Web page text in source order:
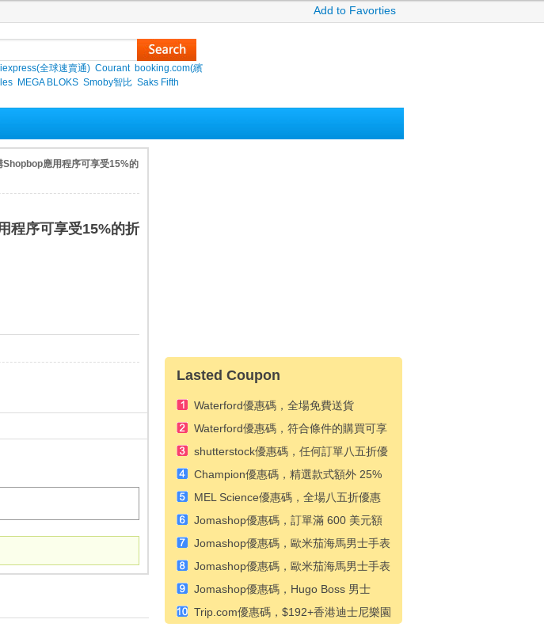
Add to Favorties
全球速賣通) Courant booking.com(繽
MEGA BLOKS Smoby智比 Saks Fifth
應用程序可享受15%的
程序可享受15%的折
Lasted Coupon
Waterford優惠碼，全場免費送貨
Waterford優惠碼，符合條件的購買可享
受 15 美元折扣
shutterstock優惠碼，任何訂單八五折優
惠
Champion優惠碼，精選款式額外 25%
折扣
MEL Science優惠碼，全場八五折優惠
Jomashop優惠碼，訂單滿 600 美元額
外優惠 20 美元
Jomashop優惠碼，歐米茄海馬男士手表
優惠 500 美元
Jomashop優惠碼，歐米茄海馬男士手表
優惠 200 美元
Jomashop優惠碼，Hugo Boss 男士
Absolu Parfum Intense EDP 20% 折扣
Trip.com優惠碼，$192+香港迪士尼樂園